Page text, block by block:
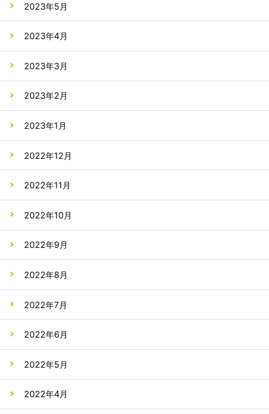
2023年5月
2023年4月
2023年3月
2023年2月
2023年1月
2022年12月
2022年11月
2022年10月
2022年9月
2022年8月
2022年7月
2022年6月
2022年5月
2022年4月